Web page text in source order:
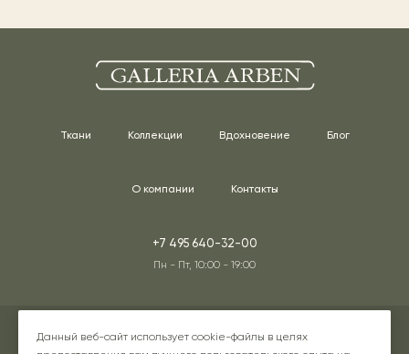
Ткани Коллекции Вдохновение Блог
О компании Контакты
+7 495 640-32-00
Пн - Пт, 10:00 - 19:00
Адреса наших шоурумов
Данный веб-сайт использует cookie-файлы в целях